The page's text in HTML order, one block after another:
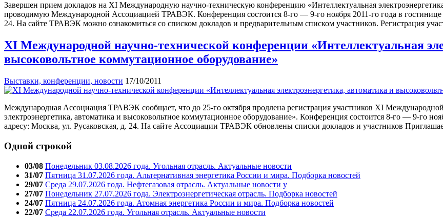
Завершен прием докладов на XI Международную научно-техническую конференцию «Интеллектуальная
проводимую Международной Ассоциацией ТРАВЭК. Конференция состоится 8-го — 9-го ноября 2011-го года в
24. На сайте ТРАВЭК можно ознакомиться со списком докладов и предварительным списком участников. Регистрация
XI Международной научно-технической конференции «Интеллектуальная
высоковольтное коммутационное оборудование»
Выставки, конференции, новости 17/10/2011
Международная Ассоциация ТРАВЭК сообщает, что до 25-го октября продлена регистрация участников XI
электроэнергетика, автоматика и высоковольтное коммутационное оборудование». Конференция состоится 8-го — 9-го
адресу: Москва, ул. Русаковская, д. 24. На сайте Ассоциации ТРАВЭК обновлены списки докладов и участников
Одной строкой
03/08 Понедельник 03.08.2026 года. Угольная отрасль. Актуальные новости
31/07 Пятница 31.07.2026 года. Альтернативная энергетика России и мира. Подборка новостей
29/07 Среда 29.07.2026 года. Нефтегазовая отрасль. Актуальные новости у
27/07 Понедельник 27.07.2026 года. Электроэнергетическая отрасль. Подборка новостей
24/07 Пятница 24.07.2026 года. Атомная энергетика России и мира. Подборка новостей
22/07 Среда 22.07.2026 года. Угольная отрасль. Актуальные новости